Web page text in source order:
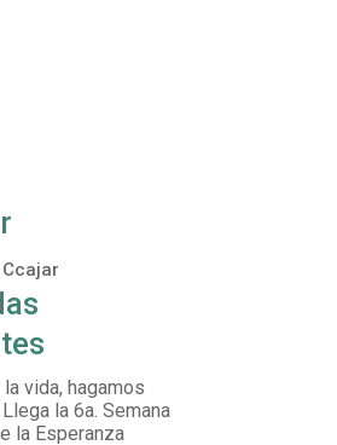
vida, hagamos
la 6a. Semana
la Esperanza